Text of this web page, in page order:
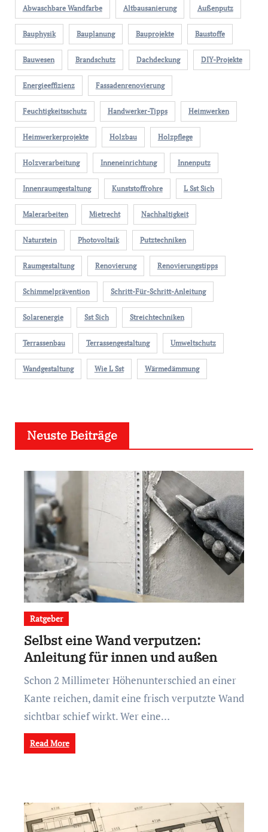
Abwaschbare Wandfarbe Altbausanierung Außenputz
Bauphysik Bauplanung Bauprojekte Baustoffe
Bauwesen Brandschutz Dachdeckung DIY-Projekte
Energieeffizienz Fassadenrenovierung
Feuchtigkeitsschutz Handwerker-Tipps Heimwerken
Heimwerkerprojekte Holzbau Holzpflege
Holzverarbeitung Inneneinrichtung Innenputz
Innenraumgestaltung Kunststoffrohre L Sst Sich
Malerarbeiten Mietrecht Nachhaltigkeit
Naturstein Photovoltaik Putztechniken
Raumgestaltung Renovierung Renovierungstipps
Schimmelprävention Schritt-Für-Schritt-Anleitung
Solarenergie Sst Sich Streichtechniken
Terrassenbau Terrassengestaltung Umweltschutz
Wandgestaltung Wie L Sst Wärmedämmung
Neuste Beiträge
Ratgeber
Selbst eine Wand verputzen:
Anleitung für innen und außen
Schon 2 Millimeter Höhenunterschied an einer
Kante reichen, damit eine frisch verputzte Wand
sichtbar schief wirkt. Wer eine…
Read More